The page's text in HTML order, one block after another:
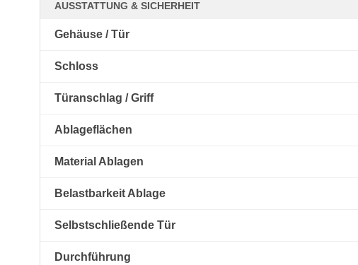
AUSSTATTUNG & SICHERHEIT
Gehäuse / Tür
Schloss
Türanschlag / Griff
Ablageflächen
Material Ablagen
Belastbarkeit Ablage
Selbstschließende Tür
Durchführung